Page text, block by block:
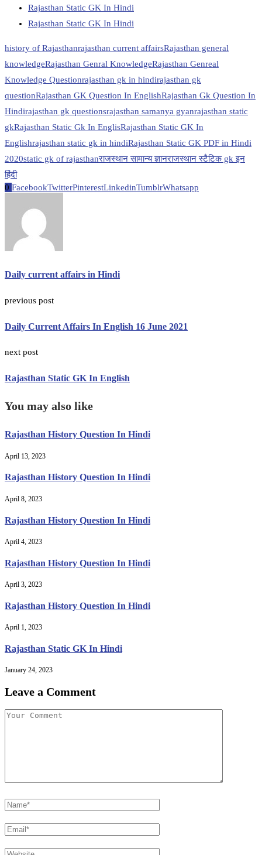
Rajasthan Static GK In Hindi
Rajasthan Static GK In Hindi
history of Rajasthanrajasthan current affairsRajasthan general
knowledgeRajasthan Genral KnowledgeRajasthan Genreal
Knowledge Questionrajasthan gk in hindirajasthan gk
questionRajasthan GK Question In EnglishRajasthan Gk Question In
Hindirajasthan gk questionsrajasthan samanya gyanrajasthan static
gkRajasthan Static Gk In EnglisRajasthan Static GK In
Englishrajasthan static gk in hindiRajasthan Static GK PDF in Hindi
2020static gk of rajasthanराजस्थान सामान्य ज्ञानराजस्थान स्टैटिक gk इन
हिंदी
0 FacebookTwitterPinterestLinkedinTumblrWhatsapp
Daily current affairs in Hindi
previous post
Daily Current Affairs In English 16 June 2021
next post
Rajasthan Static GK In English
You may also like
Rajasthan History Question In Hindi
April 13, 2023
Rajasthan History Question In Hindi
April 8, 2023
Rajasthan History Question In Hindi
April 4, 2023
Rajasthan History Question In Hindi
April 3, 2023
Rajasthan History Question In Hindi
April 1, 2023
Rajasthan Static GK In Hindi
January 24, 2023
Leave a Comment